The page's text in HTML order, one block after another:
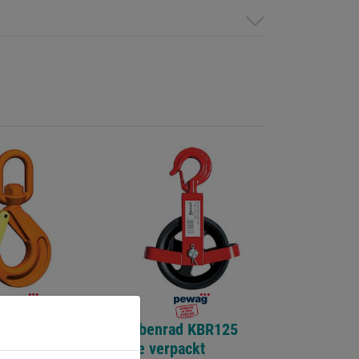
WSBW 7-
Tragkraft
Klobenrad KBR125
lose verpackt